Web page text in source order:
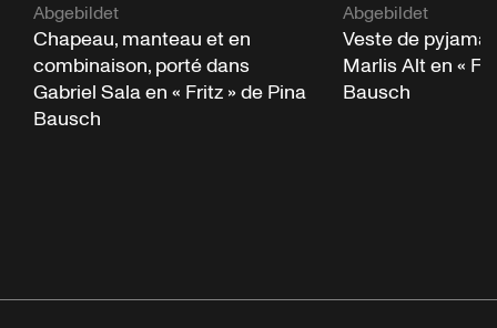
Abgebildet
Chapeau, manteau et en
combinaison, porté dans
Gabriel Sala en « Fritz » de Pina
Bausch
Abgebildet
Veste de
Marlis Alt en «
Bausch